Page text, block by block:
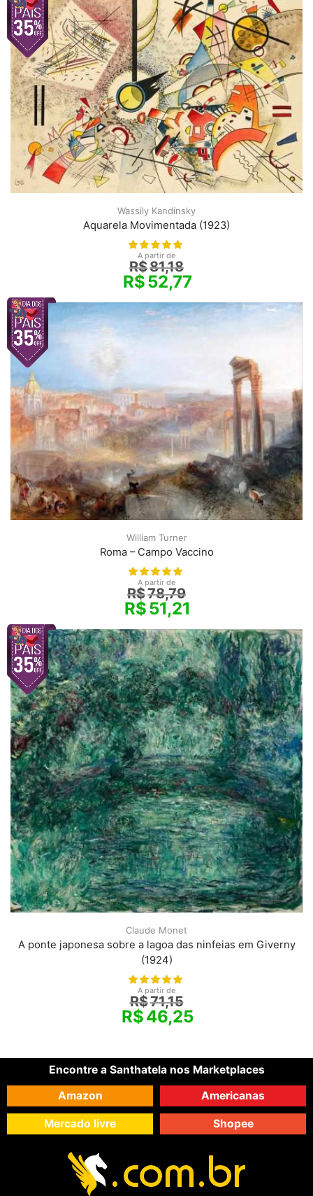
Wassily Kandinsky
Aquarela Movimentada (1923)
A partir de
R$81,18
R$52,77
William Turner
Roma – Campo Vaccino
A partir de
R$78,79
R$51,21
Claude Monet
A ponte japonesa sobre a lagoa das ninfeias em Giverny
(1924)
A partir de
R$71,15
R$46,25
Encontre a Santhatela nos Marketplaces
Amazon
Americanas
Mercado livre Shopee